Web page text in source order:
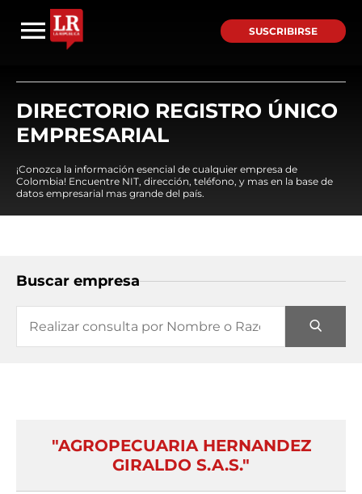
SUSCRIBIRSE
DIRECTORIO REGISTRO ÚNICO
EMPRESARIAL
¡Conozca la información esencial de cualquier empresa de
Colombia! Encuentre NIT, dirección, teléfono, y mas en la base de
datos empresarial mas grande del país.
Buscar empresa
"AGROPECUARIA HERNANDEZ
GIRALDO S.A.S."